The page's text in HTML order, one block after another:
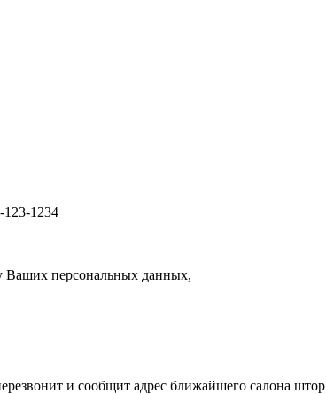
123-1234
Ваших персональных данных,
и сообщит адрес ближайшего салона штор